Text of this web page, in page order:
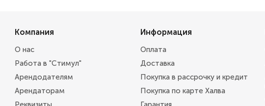
Компания
О нас
Работа в "Стимул"
Арендодателям
Арендаторам
Информация
Оплата
Доставка
Покупка в рассрочку и кредит
Покупка по карте Халва